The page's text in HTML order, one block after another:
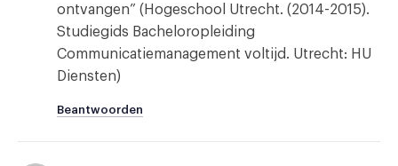
ontvangen” (Hogeschool Utrecht. (2014-2015).
Studiegids Bacheloropleiding
Communicatiemanagement voltijd. Utrecht: HU
Diensten)
Beantwoorden